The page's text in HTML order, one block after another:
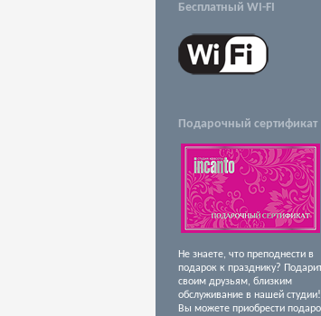
Бесплатный WI-FI
Подарочный сертификат
Не знаете, что преподнести в
подарок к празднику?
своим друзьям, близким
обслуживание в нашей
Вы можете приобрести